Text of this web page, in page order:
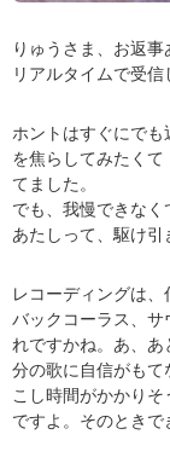
りゅうさま、お返事
リアルタイムで受
ホントはすぐにでも
を焦らしてみたくて
てました。
でも、我慢できなく
あたしって、駆け引
レコーディングは、
バックコーラス、
れですかね。あ、あ
分の歌に自信がも
こし時間がかかり
ですよ。そのときで